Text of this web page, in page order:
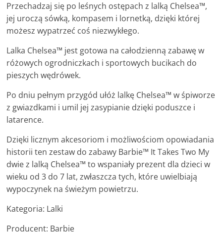
Przechadzaj się po leśnych ostępach z lalką Chelsea™,
jej uroczą sówką, kompasem i lornetką, dzięki której
możesz wypatrzeć coś niezwykłego.
Lalka Chelsea™ jest gotowa na całodzienną zabawę w
różowych ogrodniczkach i sportowych bucikach do
pieszych wędrówek.
Po dniu pełnym przygód ułóż lalkę Chelsea™ w śpiworze
z gwiazdkami i umil jej zasypianie dzięki poduszce i
latarence.
Dzięki licznym akcesoriom i możliwościom opowiadania
historii ten zestaw do zabawy Barbie™ It Takes Two My
dwie z lalką Chelsea™ to wspaniały prezent dla dzieci w
wieku od 3 do 7 lat, zwłaszcza tych, które uwielbiają
wypoczynek na świeżym powietrzu.
Kategoria: Lalki
Producent: Barbie